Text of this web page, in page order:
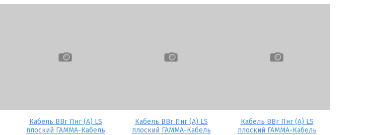
Кабель ВВг Пнг (А) LS
плоский ГАММА-Кабель
Кабель ВВг Пнг (А) LS
плоский ГАММА-Кабель
Кабель ВВг Пнг (А) LS
плоский ГАММА-Кабель